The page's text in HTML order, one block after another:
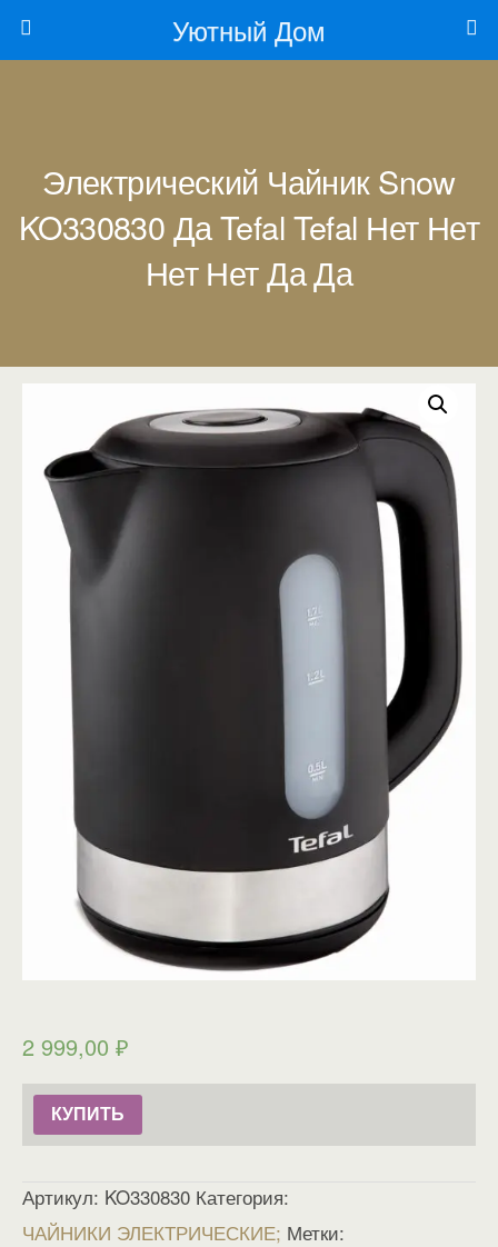
Уютный Дом
Электрический Чайник Snow
KO330830 Да Tefal Tefal Нет Нет
Нет Нет Да Да
2 999,00 ₽
КУПИТЬ
Артикул: KO330830 Категория:
ЧАЙНИКИ ЭЛЕКТРИЧЕСКИЕ Метки: